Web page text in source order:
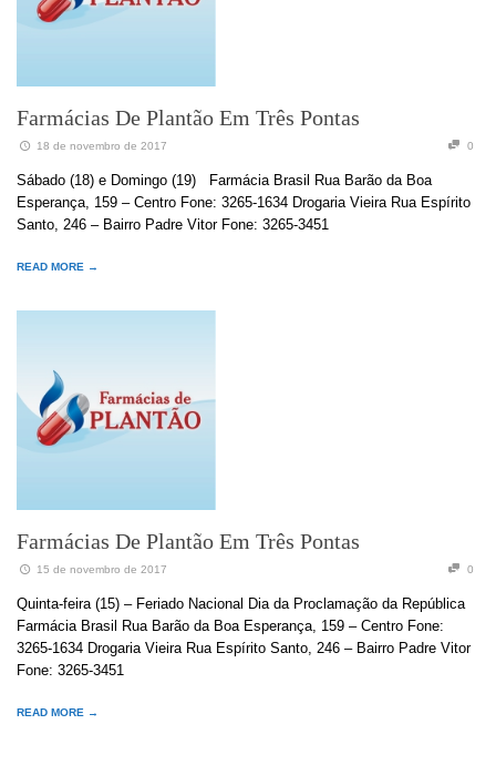
Farmácias De Plantão Em Três Pontas
18 de novembro de 2017 0
Sábado (18) e Domingo (19) Farmácia Brasil Rua Barão da Boa
Esperança, 159 – Centro Fone: 3265-1634 Drogaria Vieira Rua Espírito
Santo, 246 – Bairro Padre Vitor Fone: 3265-3451
READ MORE →
Farmácias De Plantão Em Três Pontas
15 de novembro de 2017 0
Quinta-feira (15) – Feriado Nacional Dia da Proclamação da República
Farmácia Brasil Rua Barão da Boa Esperança, 159 – Centro Fone:
3265-1634 Drogaria Vieira Rua Espírito Santo, 246 – Bairro Padre Vitor
Fone: 3265-3451
READ MORE →